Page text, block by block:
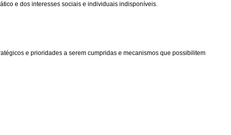
e dos interesses sociais e individuais indisponíveis.
e prioridades a serem cumpridas e mecanismos que possibilitem